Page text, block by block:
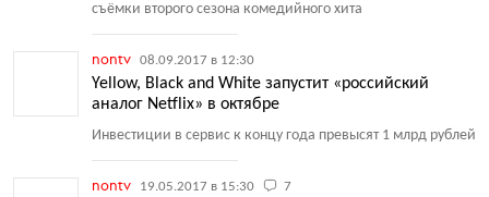
съёмки второго сезона комедийного хита
nontv 08.09.2017 в 12:30
Yellow, Black and White запустит «российский
аналог Netflix» в октябре
Инвестиции в сервис к концу года превысят 1 млрд рублей
nontv 19.05.2017 в 15:30 7